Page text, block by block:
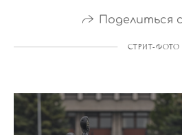
Поделиться
СТРИТ-ФОТО